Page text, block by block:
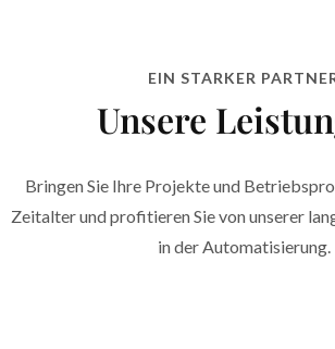
EIN STARKER
Unsere
Bringen Sie Ihre Projekte und
Zeitalter und profitieren Sie von unserer
in der Automatisierung.